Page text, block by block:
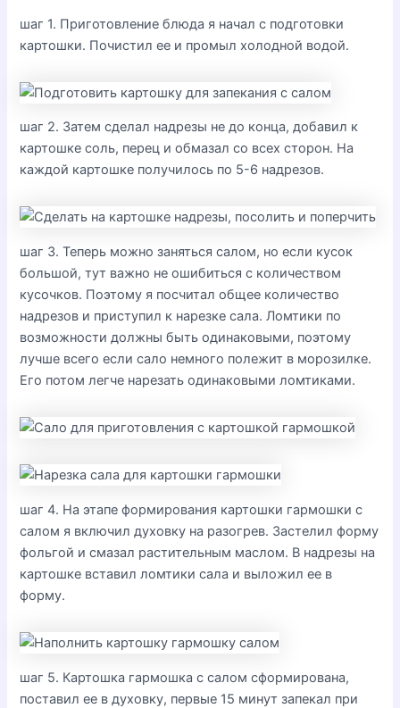
шаг 1. Приготовление блюда я начал с подготовки
картошки. Почистил ее и промыл холодной водой.
шаг 2. Затем сделал надрезы не до конца, добавил к
картошке соль, перец и обмазал со всех сторон. На
каждой картошке получилось по 5-6 надрезов.
шаг 3. Теперь можно заняться салом, но если кусок
большой, тут важно не ошибиться с количеством
кусочков. Поэтому я посчитал общее количество
надрезов и приступил к нарезке сала. Ломтики по
возможности должны быть одинаковыми, поэтому
лучше всего если сало немного полежит в морозилке.
Его потом легче нарезать одинаковыми ломтиками.
шаг 4. На этапе формирования картошки гармошки с
салом я включил духовку на разогрев. Застелил форму
фольгой и смазал растительным маслом. В надрезы на
картошке вставил ломтики сала и выложил ее в
форму.
шаг 5. Картошка гармошка с салом сформирована,
поставил ее в духовку, первые 15 минут запекал при